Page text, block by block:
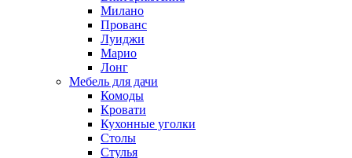
Милано
Прованс
Луиджи
Марио
Лонг
Мебель для дачи
Комоды
Кровати
Кухонные уголки
Столы
Стулья